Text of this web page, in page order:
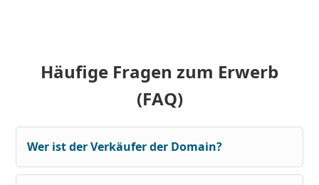
Häufige Fragen zum Erwerb
(FAQ)
Wer ist der Verkäufer der Domain?